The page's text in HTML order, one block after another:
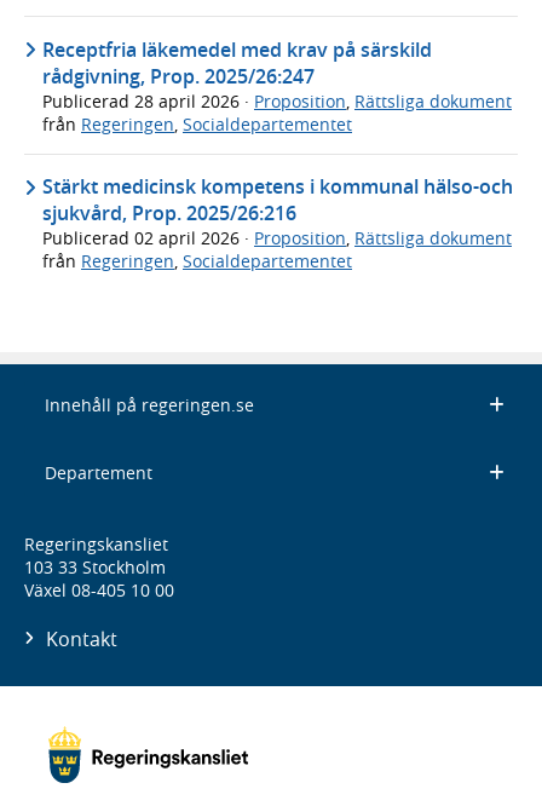
Receptfria läkemedel med krav på särskild
rådgivning, Prop. 2025/26:247
Publicerad 28 april 2026 · Proposition Rättsliga dokument
från Regeringen Socialdepartementet
Stärkt medicinsk kompetens i kommunal hälso-och
sjukvård, Prop. 2025/26:216
Publicerad 02 april 2026 · Proposition, Rättsliga dokument
från Regeringen, Socialdepartementet
Innehåll på regeringen.se
Departement
Regeringskansliet
103 33 Stockholm
Växel 08-405 10 00
Kontakt